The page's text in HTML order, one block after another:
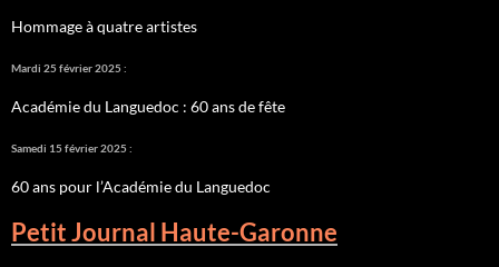
Hommage à quatre artistes
Mardi 25 février 2025 :
Académie du Languedoc : 60 ans de fête
Samedi 15 février 2025 :
60 ans pour l’Académie du Languedoc
Petit Journal Haute-Garonne